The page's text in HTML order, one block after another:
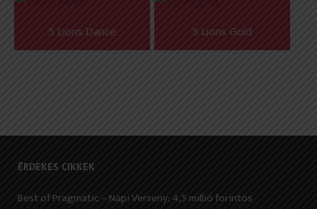
5 Lions Dance 5 Lions Gold
ÉRDEKES CIKKEK
Best of Pragmatic – Napi Verseny: 4,5 millió forintos